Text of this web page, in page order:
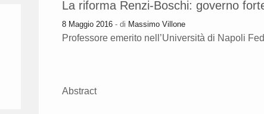
La riforma Renzi-Boschi: governo
8 Maggio 2016 - di Massimo Villone
Professore emerito nell’Università di Napoli
Abstract